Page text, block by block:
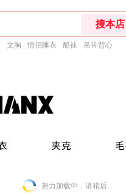
文胸 情侣睡衣 船袜 吊带背心
努力加载中，请稍后...